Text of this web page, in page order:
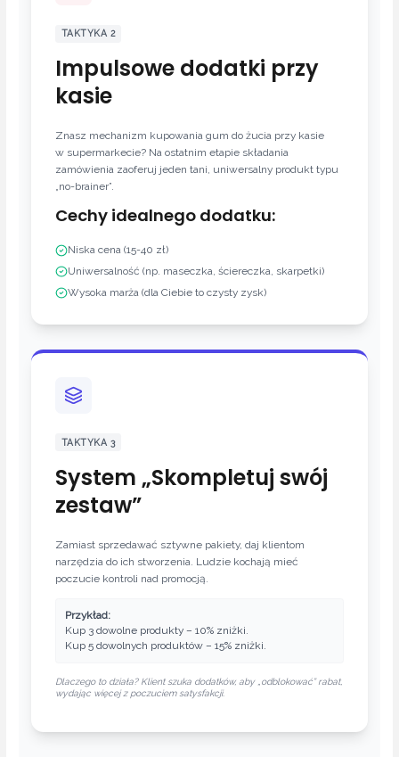
TAKTYKA 2
Impulsowe dodatki przy
kasie
Znasz mechanizm kupowania gum do żucia przy kasie
w supermarkecie? Na ostatnim etapie składania
zamówienia zaoferuj jeden tani, uniwersalny produkt typu
„no-brainer”.
Cechy idealnego dodatku:
Niska cena (15-40 zł)
Uniwersalność (np. maseczka, ściereczka, skarpetki)
Wysoka marża (dla Ciebie to czysty zysk)
TAKTYKA 3
System „Skompletuj swój
zestaw”
Zamiast sprzedawać sztywne pakiety, daj klientom
narzędzia do ich stworzenia. Ludzie kochają mieć
poczucie kontroli nad promocją.
Przykład:
Kup 3 dowolne produkty – 10% zniżki.
Kup 5 dowolnych produktów – 15% zniżki.
Dlaczego to działa? Klient szuka dodatków, aby „odblokować” rabat,
wydając więcej z poczuciem satysfakcji.